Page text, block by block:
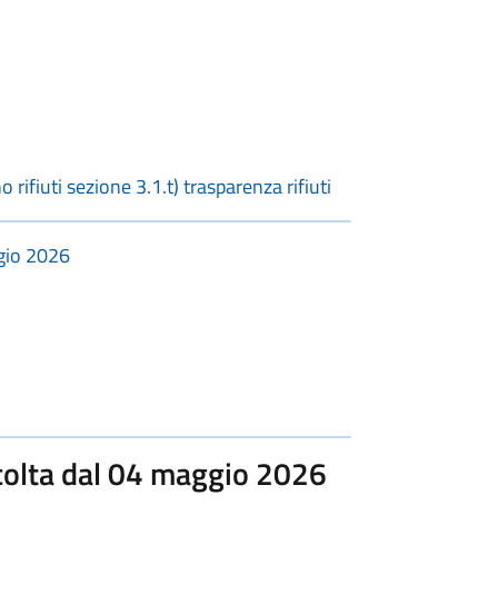
rifiuti sezione 3.1.t) trasparenza rifiuti
2026
dal 04 maggio 2026